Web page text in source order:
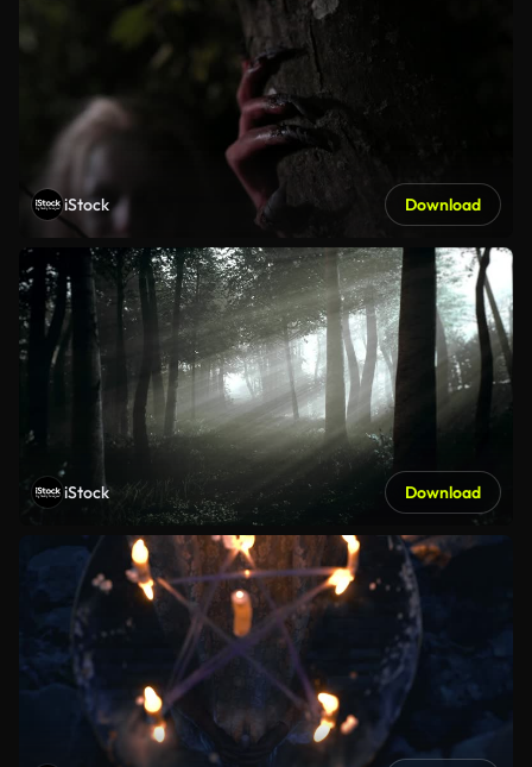
iStock Download
iStock Download